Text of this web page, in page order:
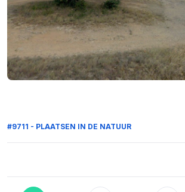
#9711 - PLAATSEN IN DE NATUUR